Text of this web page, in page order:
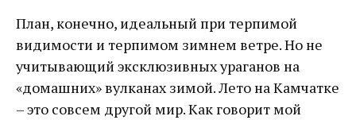
План, конечно, идеальный при терпимой
видимости и терпимом зимнем ветре. Но не
учитывающий эксклюзивных ураганов на
«домашних» вулканах зимой. Лето на Камчатке
– это совсем другой мир. Как говорит мой